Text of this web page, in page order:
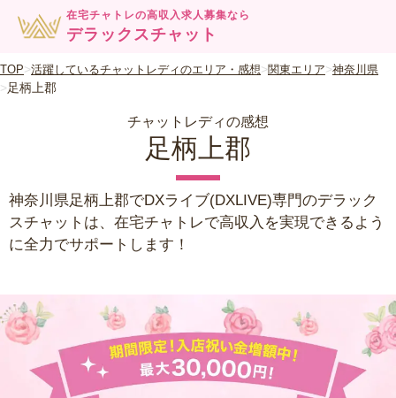
在宅チャトレの高収入求人募集なら
デラックスチャット
TOP 活躍しているチャットレディのエリア・感想 関東エリア 神奈川県
足柄上郡
チャットレディの感想
足柄上郡
神奈川県足柄上郡でDXライブ(DXLIVE)専門のデラック
スチャットは、在宅チャトレで高収入を実現できるよう
に全力でサポートします！